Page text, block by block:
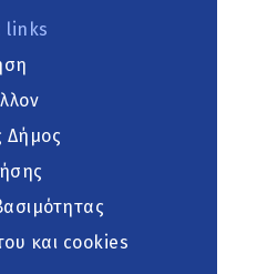
links
Δήμος
και cookies